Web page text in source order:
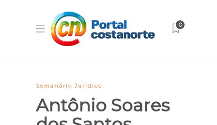
0
Semanário Jurídico
Antônio Soares